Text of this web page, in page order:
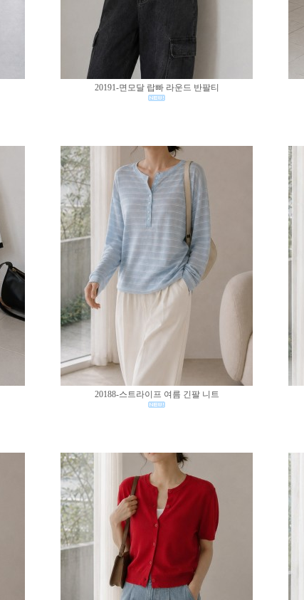
20191-면모달 랍빠 라운드 반팔티
20188-스트라이프 여름 긴팔 니트